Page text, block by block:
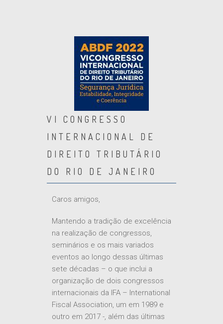
VI CONGRESSO
INTERNACIONAL DE
DIREITO TRIBUTÁRIO
DO RIO DE JANEIRO
Caros amigos,
Mantendo a tradição de excelência
na realização de congressos,
seminários e os mais variados
eventos ao longo dessas últimas
sete décadas – o que inclui a
organização de dois congressos
internacionais da IFA – International
Fiscal Association, um em 1989 e
outro em 2017 -, além das últimas